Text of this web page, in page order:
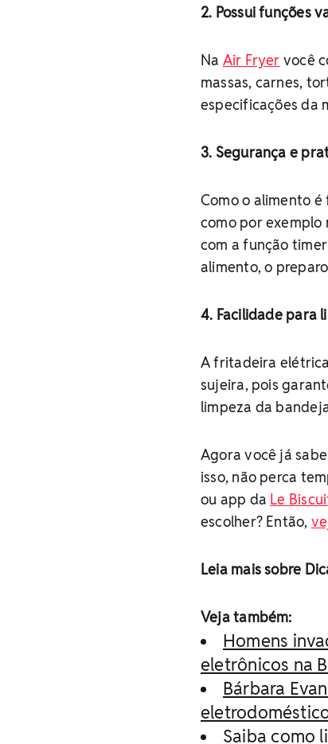
2. Possui funções
Na Air Fryer você
massas, carnes,
especificações da
3. Segurança e
Como o alimento
como por
com a função
alimento, o
4. Facilidade para
A fritadeira
sujeira, pois
limpeza da
Agora você já
isso, não perca
ou app da Le
escolher? Então,
Leia mais sobre
Veja também:
Homens
eletrônicos na
Bárbara
Saiba como